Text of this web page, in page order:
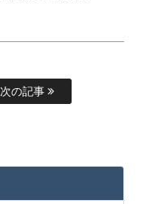
次の記事